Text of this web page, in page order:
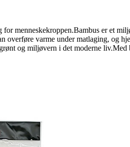
menneskekroppen.Bambus er et
overføre varme under matlaging, og
og miljøvern i det moderne